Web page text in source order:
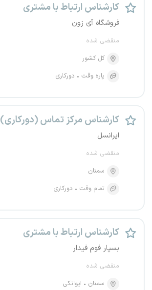
کارشناس ارتباط با مشتری
فروشگاه آی زون
منقضی شده
کل کشور
پاره وقت
دورکاری
کارشناس مرکز تماس (دورکاری)
ایرانسل
منقضی شده
سمنان
تمام وقت
دورکاری
کارشناس ارتباط با مشتری
بسپار فوم فیدار
منقضی شده
سمنان
ایوانکی